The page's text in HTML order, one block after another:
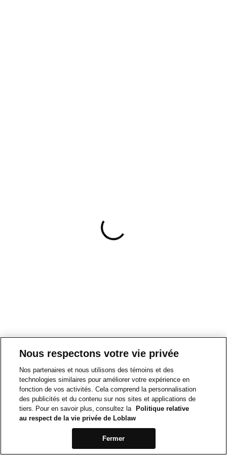
Nous respectons votre vie privée
Nos partenaires et nous utilisons des témoins et des
technologies similaires pour améliorer votre expérience en
fonction de vos activités. Cela comprend la personnalisation
des publicités et du contenu sur nos sites et applications de
tiers. Pour en savoir plus, consultez la
Politique relative
au respect de la vie privée de Loblaw
Fermer